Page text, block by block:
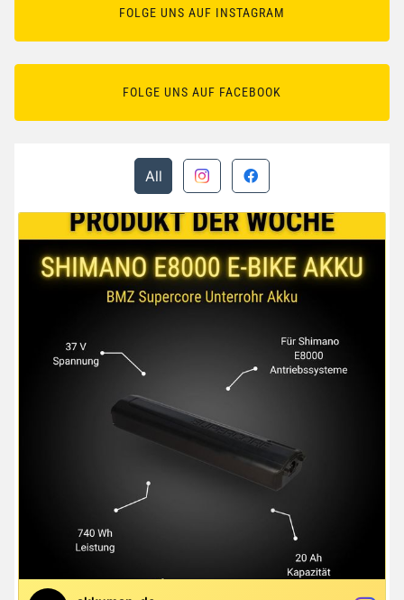
FOLGE UNS AUF INSTAGRAM
FOLGE UNS AUF FACEBOOK